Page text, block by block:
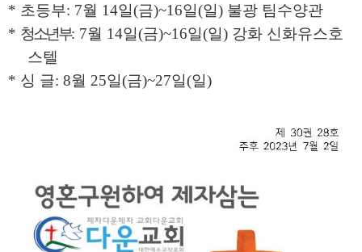
* 초등부: 7월 14일(금)~16일(일) 불광 팀수양관
* 청소년부: 7월 14일(금)~16일(일) 강화 신화유스호
스텔
* 싱 글: 8월 25일(금)~27일(일)